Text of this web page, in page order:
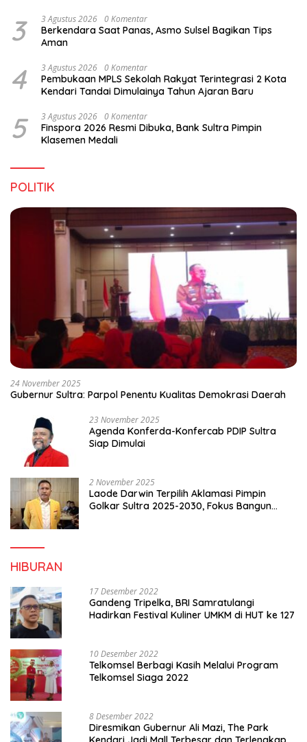
3 3 Agustus 2026 0 Komentar
Berkendara Saat Panas, Asmo Sulsel Bagikan Tips
Aman
4 3 Agustus 2026 0 Komentar
Pembukaan MPLS Sekolah Rakyat Terintegrasi 2 Kota
Kendari Tandai Dimulainya Tahun Ajaran Baru
5 3 Agustus 2026 0 Komentar
Finspora 2026 Resmi Dibuka, Bank Sultra Pimpin
Klasemen Medali
POLITIK
24 November 2025
Gubernur Sultra: Parpol Penentu Kualitas Demokrasi Daerah
23 November 2025
Agenda Konferda-Konfercab PDIP Sultra
Siap Dimulai
2 November 2025
Laode Darwin Terpilih Aklamasi Pimpin
Golkar Sultra 2025-2030, Fokus Bangun
HIBURAN
17 Desember 2022
Gandeng Tripelka, BRI Samratulangi
Hadirkan Festival Kuliner UMKM di HUT ke 127
10 Desember 2022
Telkomsel Berbagi Kasih Melalui Program
Telkomsel Siaga 2022
8 Desember 2022
Diresmikan Gubernur Ali Mazi, The Park